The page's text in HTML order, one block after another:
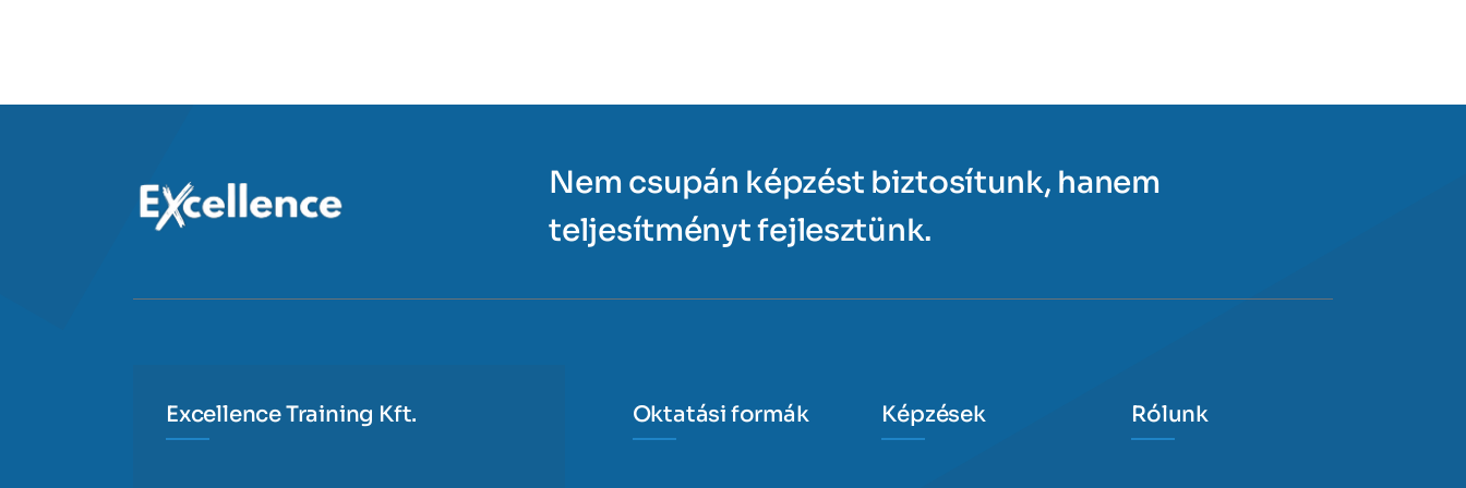
Nem csupán képzést biztosítunk, hanem
teljesítményt fejlesztünk.
Excellence Training Kft. Oktatási formák Képzések Rólunk